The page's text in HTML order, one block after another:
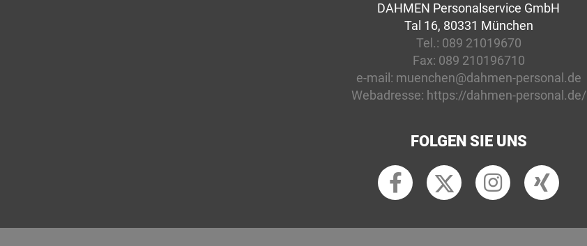
DAHMEN Personalservice GmbH
Tal 16, 80331 München
Tel.: 089 21019670
Fax: 089 210196710
e-mail: muenchen@dahmen-personal.de
Webadresse: https://dahmen-personal.de/
FOLGEN SIE UNS